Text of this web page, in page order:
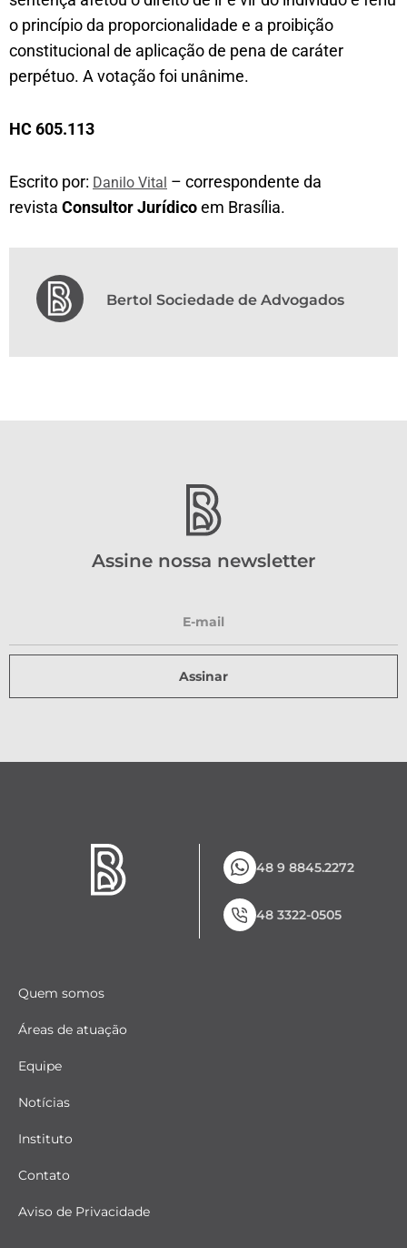
o princípio da proporcionalidade e a proibição
constitucional de aplicação de pena de caráter
perpétuo. A votação foi unânime.
HC 605.113
Escrito por: Danilo Vital – correspondente da
revista Consultor Jurídicoem Brasília.
Bertol Sociedade de Advogados
Assine nossa newsletter
Assinar
48 9 8845.2272
48 3322-0505
Quem somos
Áreas de atuação
Equipe
Notícias
Instituto
Contato
Aviso de Privacidade